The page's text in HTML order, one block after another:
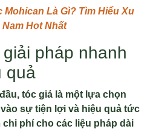
Mohican Là Gì? Tìm Hiểu Xu
Hot Nhất
pháp nhanh
quả
tóc giả là một lựa chọn
sự tiện lợi và hiệu quả tức
phí cho các liệu pháp dài